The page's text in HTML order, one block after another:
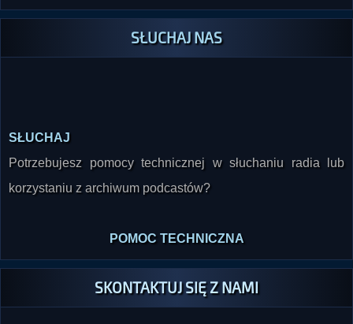
SŁUCHAJ NAS
Potrzebujesz pomocy technicznej w słuchaniu radia lub
korzystaniu z archiwum podcastów?
SKONTAKTUJ SIĘ Z NAMI